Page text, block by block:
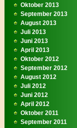
Oktober 2013
September 2013
August 2013
Juli 2013
Juni 2013
April 2013
Oktober 2012
September 2012
August 2012
Juli 2012
Juni 2012
April 2012
Oktober 2011
September 2011